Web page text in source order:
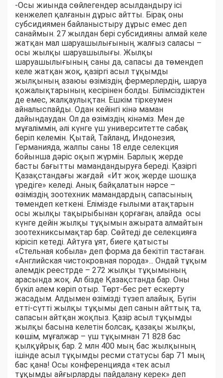
-Осы жиында сөйлегендер асылдандыру ісі
кенжелеп қалғанын дұрыс айтты. Бірақ оны
субсидиямен байланыстыру дұрыс емес деп
санаймын. 27 жылдан бері субсидияны алмай келе
жатқан мал шаруашылығының жалғыз саласы –
осы жылқы шаруашылығы. Жылқы
шаруашылығының саны да, сапасы да төмендеп
келе жатқан жоқ, қазіргі асыл тұқымды
жылқының азаюы өзіміздің фермерлердің, шаруа
қожалықтарының кесірінен болды. Білімсіздіктен
де емес, жалқаулықтан. Ешкім тіркеумен
айналыспайды. Одан кейінгі кінә маман
дайындаудан. Ол да өзіміздің кінәміз. Мен де
мұғаліммін, әлі күнге үш университетте сабақ
беріп келемін. Қытай, Тайланд, Индонезия,
Германияда, жалпы саны 18 елде селекция
бойынша дәріс оқып жүрмін. Барлық жерде
басты бағытты мамандандыруға береді. Қазіргі
Қазақстандағы жағдай «Ит жоқ жерде шошқа
үредіге» келеді. Анық байқалатын нәрсе –
өзіміздің зоотехник мамандардың сапасының
төмендеп кеткені. Елімізде ғылыми атақтарын
осы жылқы тақырыбынан қорғаған, алайда осы
күнге дейін жылқы тұқымын ажырата алмайтын
зоотехниксымақтар бар. Сөйтеді де селекцияға
кірісіп кетеді. Айтуға ұят, биеге қатысты
«Стельная кобыла» деп форма да бекітіп тастаған.
«Английская чистокровная порода»... Ондай тұқым
әлемдік реестрде – 272 жылқы тұқымының
арасында жоқ. Ал бізде Қазақстанда бар. Оны
бүкіл әлем көріп отыр. Төрт-бес рет ескерту
жасадым. Алдымен өзімізді түзеп алайық. Бүгін
етті-сүтті жылқы тұқымы деп санын айттық та,
сапасын айтқан жоқпыз. Қазір асыл тұқымды
жылқы басына келетін болсақ, қазақы жылқы,
көшім, мұғалжар – үш тұқымнан 71 828 бас
қылқұйрық бар. 2 млн 400 мың бас жылқының
ішінде асыл тұқымды ресми статусы бар 71 мың
бас қана! Осы конференцияда «тек асыл
тұқымды айғырларды пайдалану керек» деп